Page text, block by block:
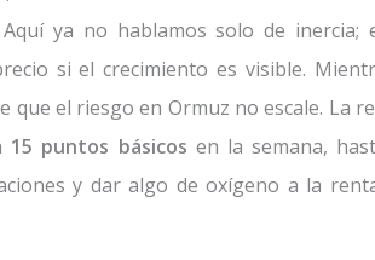
Aquí ya no hablamos solo de
si el crecimiento es visible.
que el riesgo en Ormuz no escale. La
15 puntos básicos en la semana,
y dar algo de oxígeno a la